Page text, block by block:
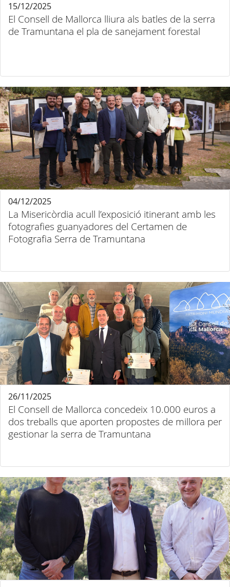
El Consell de Mallorca lliura als batles de la serra
de Tramuntana el pla de sanejament forestal
15/12/2025
La Misericòrdia acull l’exposició itinerant amb les
fotografies guanyadores del Certamen de
Fotografia Serra de Tramuntana
04/12/2025
El Consell de Mallorca concedeix 10.000 euros a
dos treballs que aporten propostes de millora per
gestionar la serra de Tramuntana
26/11/2025